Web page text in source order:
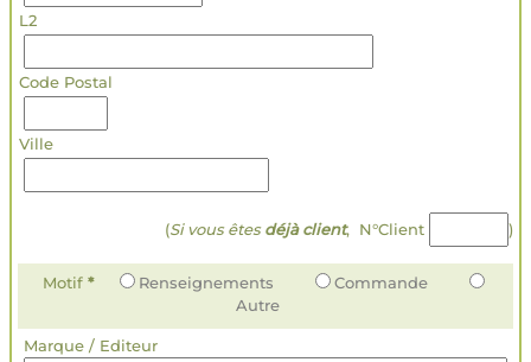
L2
Code Postal
Ville
(Si vous êtesdéjà client, N°Client )
Motif * Renseignements
Commande
Autre
Marque / Editeur